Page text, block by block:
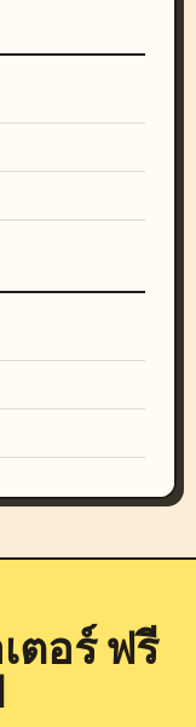
ตอร์ ฟรี